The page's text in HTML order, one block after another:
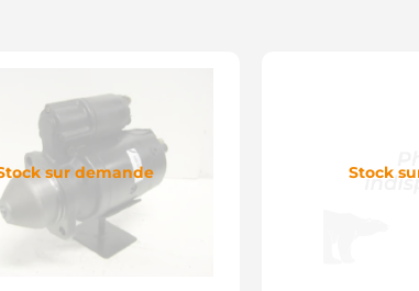
sur demande Stock